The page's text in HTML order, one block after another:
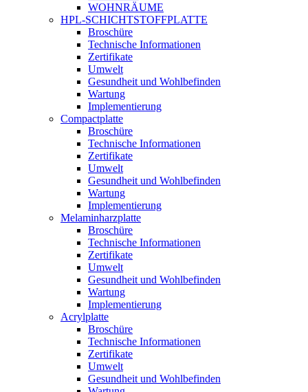
WOHNRÄUME
HPL-SCHICHTSTOFFPLATTE
Broschüre
Technische Informationen
Zertifikate
Umwelt
Gesundheit und Wohlbefinden
Wartung
Implementierung
Compactplatte
Broschüre
Technische Informationen
Zertifikate
Umwelt
Gesundheit und Wohlbefinden
Wartung
Implementierung
Melaminharzplatte
Broschüre
Technische Informationen
Zertifikate
Umwelt
Gesundheit und Wohlbefinden
Wartung
Implementierung
Acrylplatte
Broschüre
Technische Informationen
Zertifikate
Umwelt
Gesundheit und Wohlbefinden